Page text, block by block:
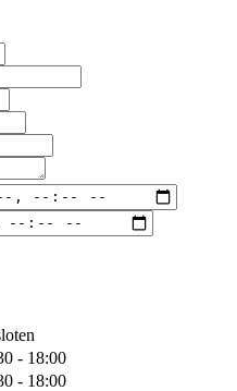
- 18:00
- 18:00